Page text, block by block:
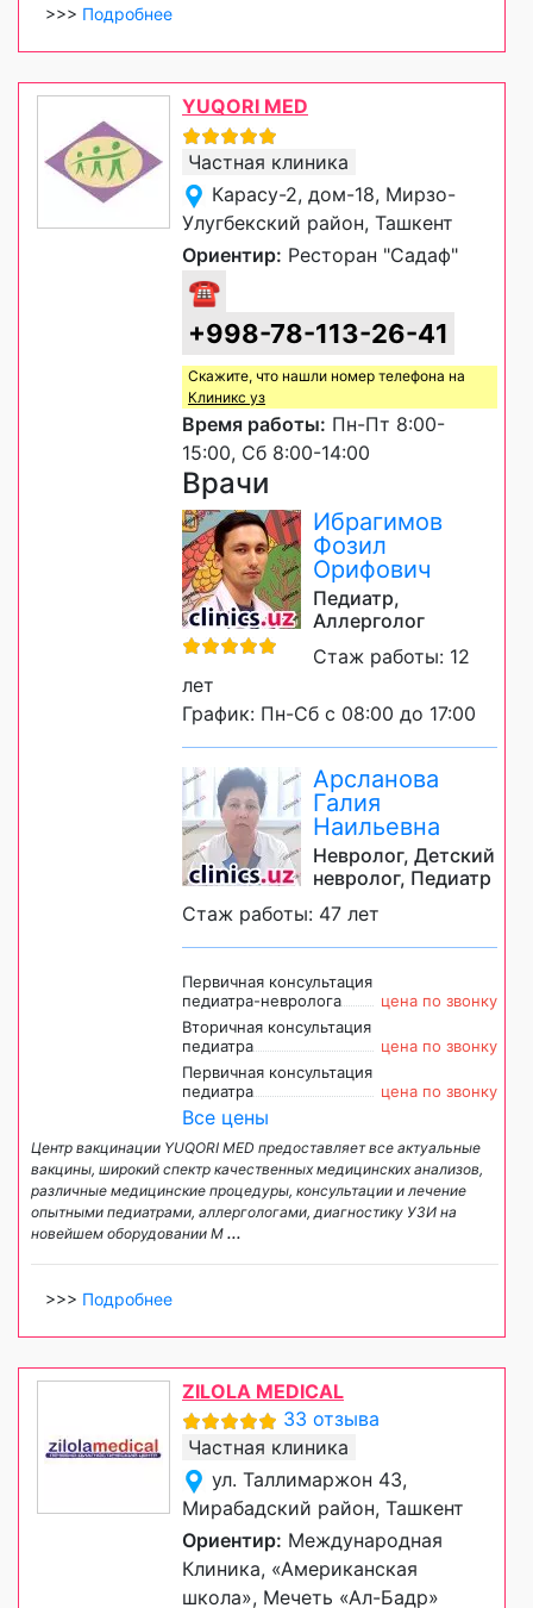
>>> Подробнее
YUQORI MED
Частная клиника
Карасу-2, дом-18, Мирзо-
Улугбекский район, Ташкент
Ориентир: Ресторан "Садаф"
☎
+998-78-113-26-41
Скажите, что нашли номер телефона на
Клиникс уз
Время работы: Пн-Пт 8:00-
15:00, Сб 8:00-14:00
Врачи
Ибрагимов
Фозил
Орифович
Педиатр,
Аллерголог
Стаж работы: 12
лет
График: Пн-Сб с 08:00 до 17:00
Арсланова
Галия
Наильевна
Невролог, Детский
невролог, Педиатр
Стаж работы: 47 лет
Первичная консультация
педиатра-невролога
цена по звонку
Вторичная консультация
педиатра
цена по звонку
Первичная консультация
педиатра
цена по звонку
Все цены
Центр вакцинации YUQORI MED предоставляет все актуальные
вакцины, широкий спектр качественных медицинских анализов,
различные медицинские процедуры, консультации и лечение
опытными педиатрами, аллергологами, диагностику УЗИ на
новейшем оборудовании М ...
>>> Подробнее
ZILOLA MEDICAL
33 отзыва
Частная клиника
ул. Таллимаржон 43,
Мирабадский район, Ташкент
Ориентир: Международная
Клиника, «Американская
школа», Мечеть «Ал-Бадр»